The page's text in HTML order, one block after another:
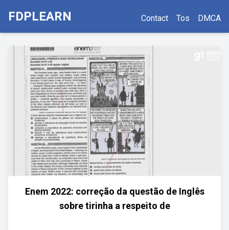
FDPLEARN Contact Tos DMCA
Enem 2022: correção da questão de Inglês
sobre tirinha a respeito de